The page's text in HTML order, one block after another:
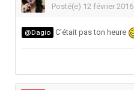
Posté(e) 12 février 2016
@Dagio C'était pas ton heure